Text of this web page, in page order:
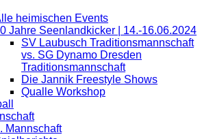
heimischen Events
Jahre Seenlandkicker | 14.-16.06.2024
SV Laubusch Traditionsmannschaft
vs. SG Dynamo Dresden
Traditionsmannschaft
Die Jannik Freestyle Shows
Qualle Workshop
Mannschaft